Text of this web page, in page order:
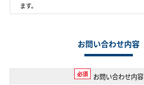
ます。
お問い合わせ内容
必須 お問い合わせ内容